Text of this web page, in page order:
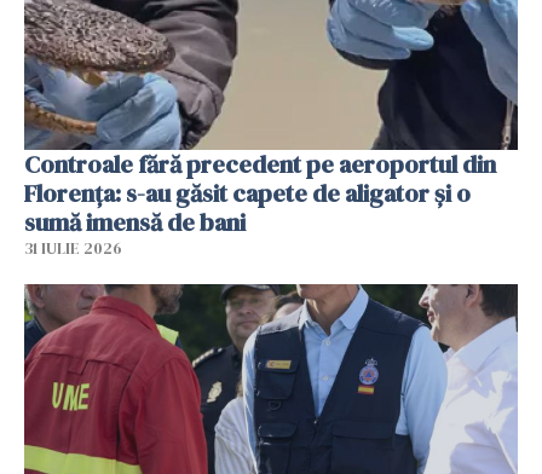
Controale fără precedent pe aeroportul din
Florența: s-au găsit capete de aligator și o
sumă imensă de bani
31 IULIE 2026